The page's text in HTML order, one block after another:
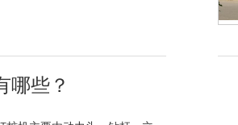
哪些？